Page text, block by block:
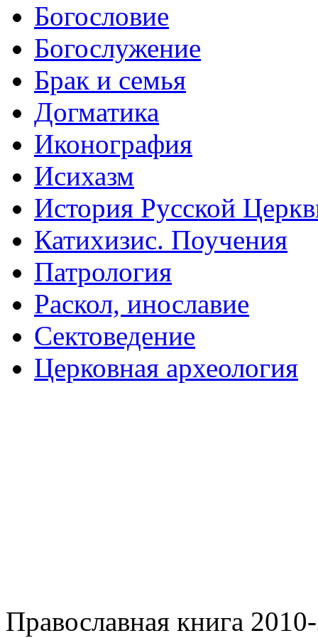
Богословие
Богослужение
Брак и семья
Догматика
Иконография
Исихазм
История Русской
Катихизис. Поучения
Патрология
Раскол, инославие
Сектоведение
Церковная археология
Православная книга